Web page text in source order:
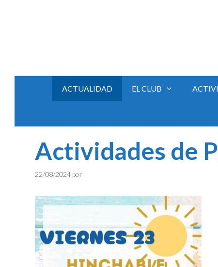
ACTUALIDAD EL CLUB
Actividades de
22/08/2024 por